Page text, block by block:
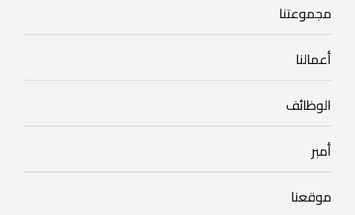
Our
Group
مجموعتنا
Our
Businesses
أعمالنا
Footer
mobile
careers
الوظائف
Footer
mobile
amber
أمبر
Footer
موقعنا